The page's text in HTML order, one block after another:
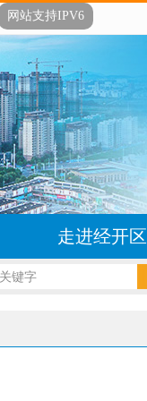
网站支持IPV6
走进经开区